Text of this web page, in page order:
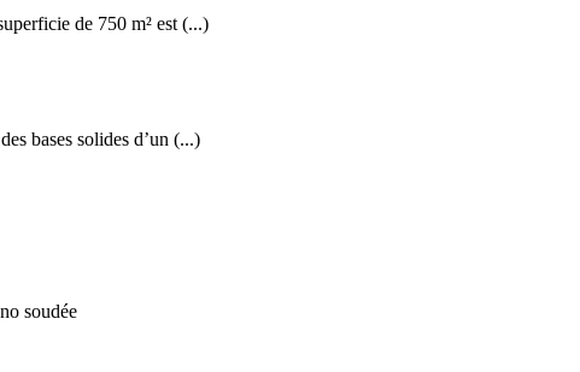
de 750 m² est (...)
bases solides d’un (...)
soudée